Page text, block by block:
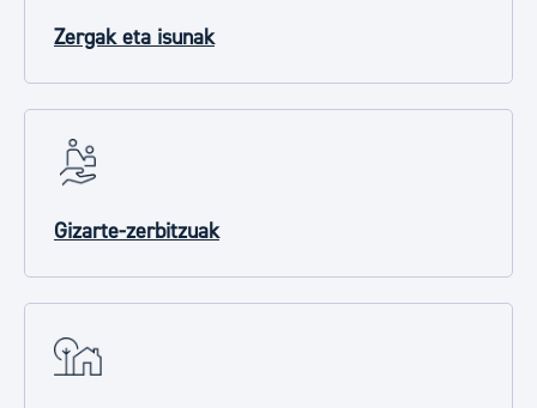
Zergak eta isunak
Gizarte-zerbitzuak